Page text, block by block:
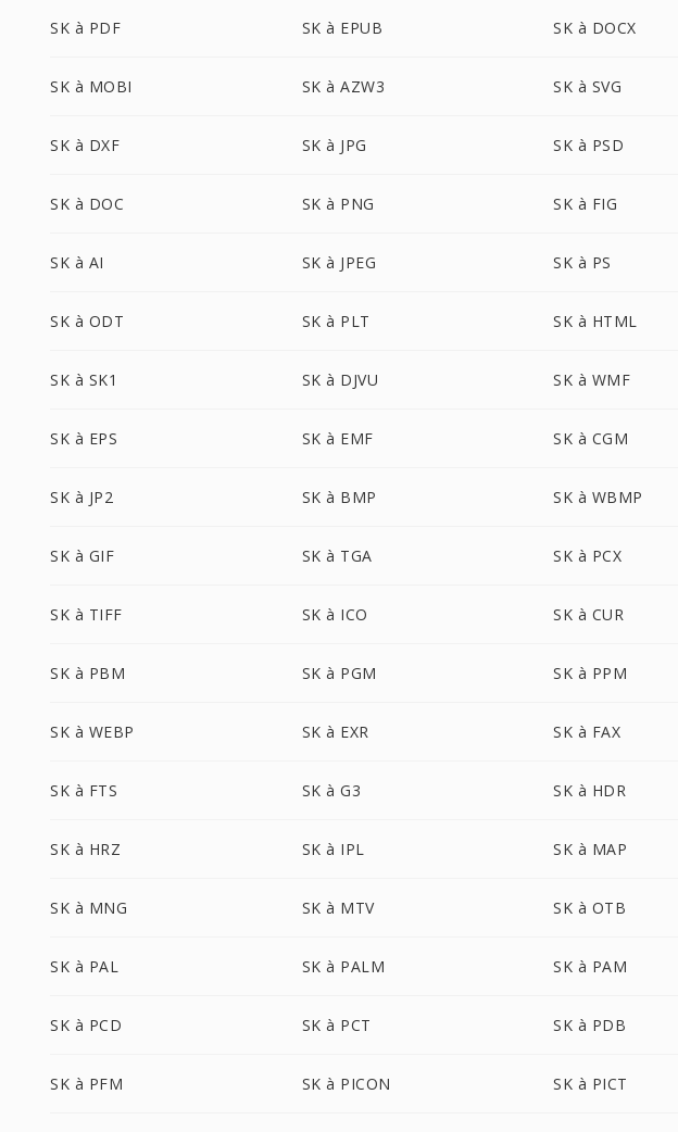
SK à PDF SK à EPUB SK à DOCX
SK à MOBI SK à AZW3 SK à SVG
SK à DXF SK à JPG SK à PSD
SK à DOC SK à PNG SK à FIG
SK à AI SK à JPEG SK à PS
SK à ODT SK à PLT SK à HTML
SK à SK1 SK à DJVU SK à WMF
SK à EPS SK à EMF SK à CGM
SK à JP2 SK à BMP SK à WBMP
SK à GIF SK à TGA SK à PCX
SK à TIFF SK à ICO SK à CUR
SK à PBM SK à PGM SK à PPM
SK à WEBP SK à EXR SK à FAX
SK à FTS SK à G3 SK à HDR
SK à HRZ SK à IPL SK à MAP
SK à MNG SK à MTV SK à OTB
SK à PAL SK à PALM SK à PAM
SK à PCD SK à PCT SK à PDB
SK à PFM SK à PICON SK à PICT